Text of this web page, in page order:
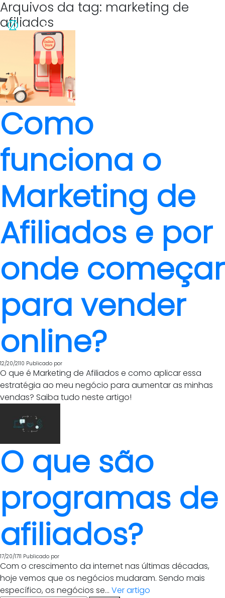
Arquivos da tag: marketing de
afiliados
Como
funciona o
Marketing de
Afiliados e por
onde começar
para vender
online?
12/20/2110 Publicado por
O que é Marketing de Afiliados e como aplicar essa
estratégia ao meu negócio para aumentar as minhas
vendas? Saiba tudo neste artigo!
O que são
programas de
afiliados?
17/20/1711 Publicado por
Com o crescimento da internet nas últimas décadas,
hoje vemos que os negócios mudaram. Sendo mais
específico, os negócios se... Ver artigo